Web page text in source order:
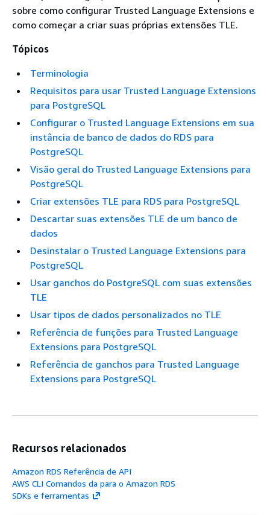
sobre como configurar Trusted Language Extensions e
como começar a criar suas próprias extensões TLE.
Tópicos
Terminologia
Requisitos para usar Trusted Language Extensions
para PostgreSQL
Configurar o Trusted Language Extensions em sua
instância de banco de dados do RDS para
PostgreSQL
Visão geral do Trusted Language Extensions para
PostgreSQL
Criar extensões TLE para RDS para PostgreSQL
Descartar suas extensões TLE de um banco de
dados
Desinstalar o Trusted Language Extensions para
PostgreSQL
Usar ganchos do PostgreSQL com suas extensões
TLE
Usar tipos de dados personalizados no TLE
Referência de funções para Trusted Language
Extensions para PostgreSQL
Referência de ganchos para Trusted Language
Extensions para PostgreSQL
Recursos relacionados
Amazon RDS Referência de API
AWS CLI Comandos da para o Amazon RDS
SDKs e ferramentas